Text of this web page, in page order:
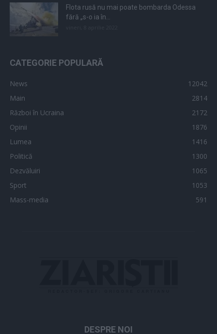
Flota rusă nu mai poate bombarda Odessa
fără „s-o ia în...
CATEGORIE POPULARĂ
News
12042
Main
2814
Război în Ucraina
2172
Opinii
1876
Lumea
1416
Politică
1300
Dezvăluiri
1065
Sport
1053
Mass-media
591
DESPRE NOI